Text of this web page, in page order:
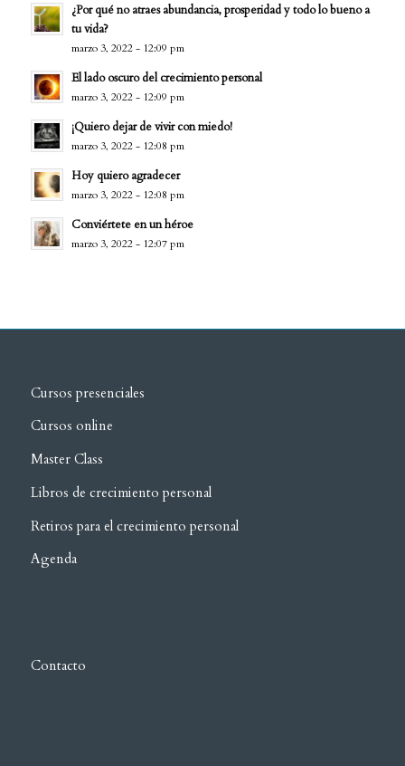
¿Por qué no atraes abundancia, prosperidad y todo lo bueno a
tu vida?
marzo 3, 2022 - 12:09 pm
El lado oscuro del crecimiento personal
marzo 3, 2022 - 12:09 pm
¡Quiero dejar de vivir con miedo!
marzo 3, 2022 - 12:08 pm
Hoy quiero agradecer
marzo 3, 2022 - 12:08 pm
Conviértete en un héroe
marzo 3, 2022 - 12:07 pm
Cursos presenciales
Cursos online
Master Class
Libros de crecimiento personal
Retiros para el crecimiento personal
Agenda
Contacto